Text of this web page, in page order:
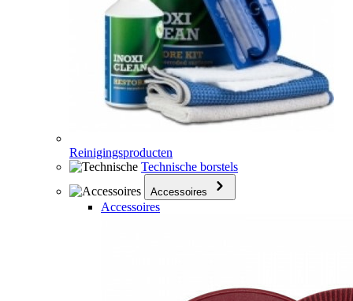
Reinigingsproducten
Technische borstels
Accessoires
Accessoires